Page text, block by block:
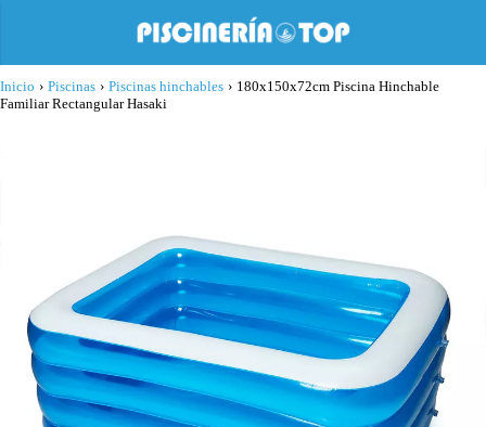
Inicio › Piscinas › Piscinas hinchables › 180x150x72cm Piscina Hinchable
Familiar Rectangular Hasaki